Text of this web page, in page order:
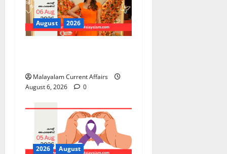
August 2026
Malayalam Current Affairs
August 6, 2026
0
2026 August